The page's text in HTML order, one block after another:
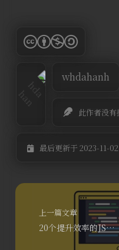
whdahanh
此作者没
最后更新于 2023-11-02
上一篇文章
20个提升效率的JS简写技巧，告别屎山！